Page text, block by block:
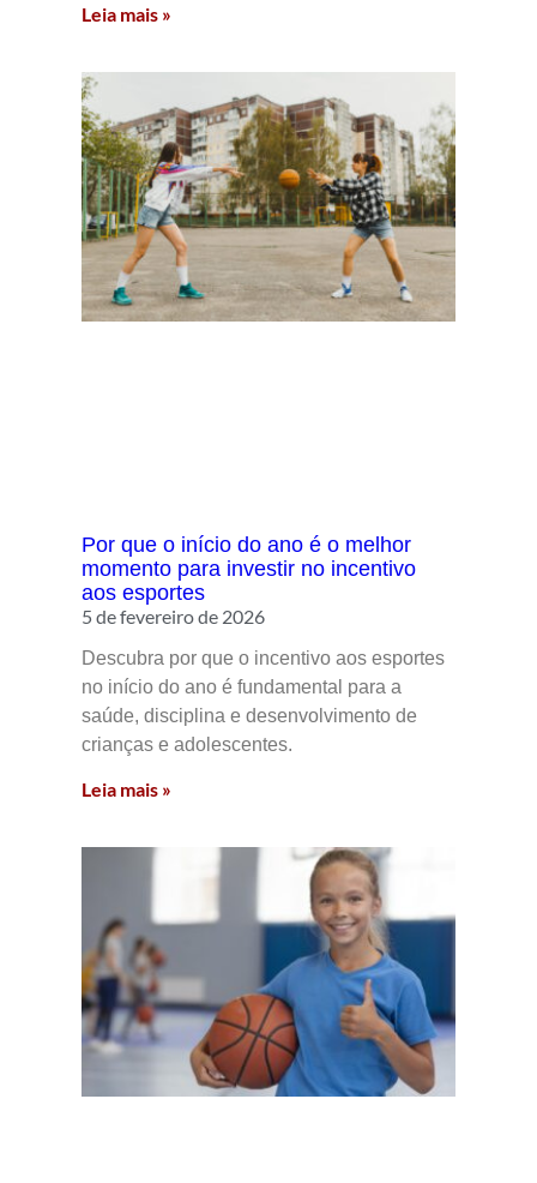
Leia mais »
Por que o início do ano é o melhor
momento para investir no incentivo
aos esportes
5 de fevereiro de 2026
Descubra por que o incentivo aos esportes
no início do ano é fundamental para a
saúde, disciplina e desenvolvimento de
crianças e adolescentes.
Leia mais »